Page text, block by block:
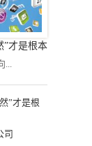
”才是根本
”才是根
司